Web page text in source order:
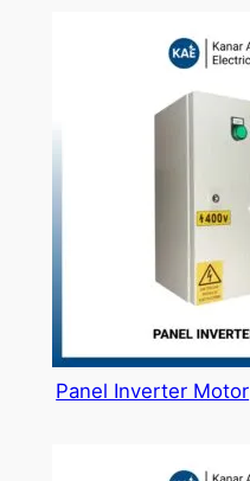
Panel Inverter Motor